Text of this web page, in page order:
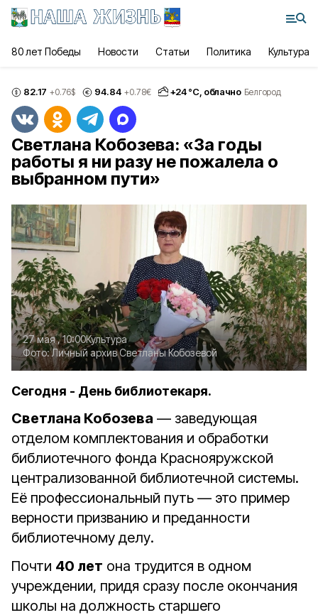
80 лет Победы Новости Статьи Политика Культура
82.17 +0.76$ 94.84 +0.78€ +24°С, облачно Белгород
Светлана Кобозева: «За годы
работы я ни разу не пожалела о
выбранном пути»
27 мая , 10:00Культура
Фото:Личный архив Светланы Кобозевой
Сегодня - День библиотекаря.
Светлана Кобозева — заведующая
отделом комплектования и обработки
библиотечного фонда Краснояружской
централизованной библиотечной системы.
Её профессиональный путь — это пример
верности призванию и преданности
библиотечному делу.
Почти 40 лет она трудится в одном
учреждении, придя сразу после окончания
школы на должность старшего